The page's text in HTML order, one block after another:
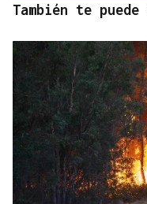
También te